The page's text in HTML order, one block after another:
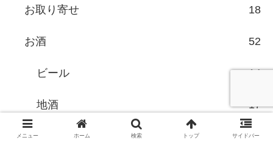
お取り寄せ 18
お酒 52
ビール 14
地酒 17
スイーツ 13
メニュー ホーム 検索 トップ サイドバー